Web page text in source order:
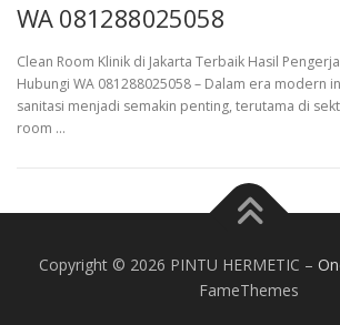
WA 081288025058
Clean Room Klinik di Jakarta Terbaik Hasil
Hubungi WA 081288025058 – Dalam era modern
sanitasi menjadi semakin penting, terutama di
room …
Copyright © 2026 PINTU HERMETIC –
FameThemes